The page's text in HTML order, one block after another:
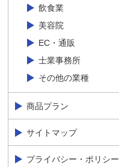
飲食業
美容院
EC・通販
士業事務所
その他の業種
商品プラン
サイトマップ
プライバシー・ポリシー